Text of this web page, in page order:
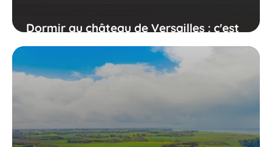
Dormir au château de Versailles : c'est
possible